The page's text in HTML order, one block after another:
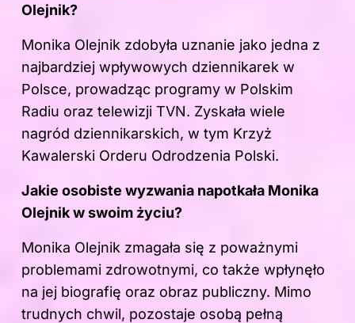
Olejnik?
Monika Olejnik zdobyła uznanie jako jedna z
najbardziej wpływowych dziennikarek w
Polsce, prowadząc programy w Polskim
Radiu oraz telewizji TVN. Zyskała wiele
nagród dziennikarskich, w tym Krzyż
Kawalerski Orderu Odrodzenia Polski.
Jakie osobiste wyzwania napotkała Monika
Olejnik w swoim życiu?
Monika Olejnik zmagała się z poważnymi
problemami zdrowotnymi, co także wpłynęło
na jej biografię oraz obraz publiczny. Mimo
trudnych chwil, pozostaje osobą pełną